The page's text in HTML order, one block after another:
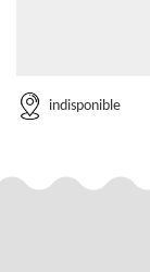
indisponible